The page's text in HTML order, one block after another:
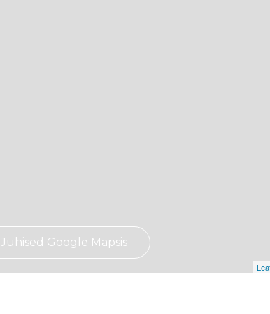
Juhised Google Mapsis